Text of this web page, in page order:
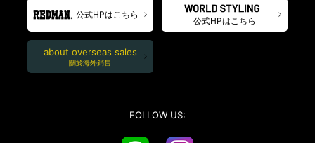
公式HPはこちら
公式HPはこちら
about overseas sales
關於海外銷售
FOLLOW US: